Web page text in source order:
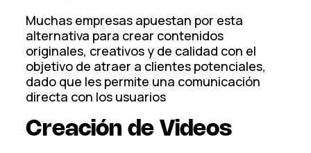
Muchas empresas apuestan por esta
alternativa para crear contenidos
originales, creativos y de calidad con el
objetivo de atraer a clientes potenciales,
dado que les permite una comunicación
directa con los usuarios
Creación de Videos